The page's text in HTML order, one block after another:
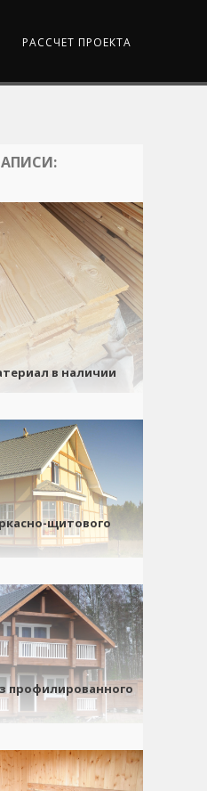
РАССЧЕТ ПРОЕКТА
в наличии
щитового
профилированного